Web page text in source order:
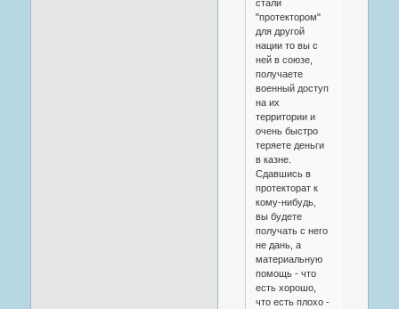
стали
"протектором"
для другой
нации то вы с
ней в союзе,
получаете
военный доступ
на их
территории и
очень быстро
теряете деньги
в казне.
Сдавшись в
протекторат к
кому-нибудь,
вы будете
получать с него
не дань, а
материальную
помощь - что
есть хорошо,
что есть плохо -